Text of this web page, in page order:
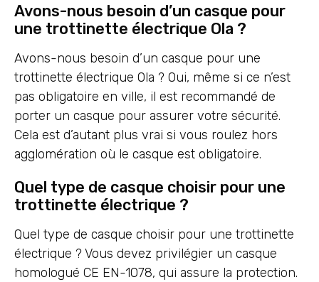
Avons-nous besoin d’un casque pour
une trottinette électrique Ola ?
Avons-nous besoin d’un casque pour une
trottinette électrique Ola ? Oui, même si ce n’est
pas obligatoire en ville, il est recommandé de
porter un casque pour assurer votre sécurité.
Cela est d’autant plus vrai si vous roulez hors
agglomération où le casque est obligatoire.
Quel type de casque choisir pour une
trottinette électrique ?
Quel type de casque choisir pour une trottinette
électrique ? Vous devez privilégier un casque
homologué CE EN-1078, qui assure la protection.